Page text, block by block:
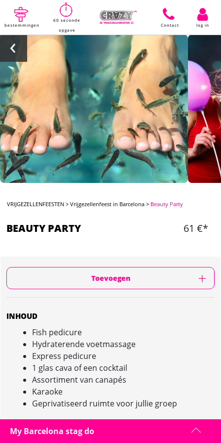
bestemmingen
60 seconde
opgave
Contact log in
VRIJGEZELLENFEESTEN >Vrijgezellenfeest in Barcelona > Beauty Party
BEAUTY PARTY 61 €*
Toevoegen
INHOUD
Fish pedicure
Hydraterende voetmassage
Express pedicure
1 glas cava of een cocktail
Assortiment van canapés
Karaoke
Geprivatiseerd ruimte voor jullie groep
My Barcelona stag do